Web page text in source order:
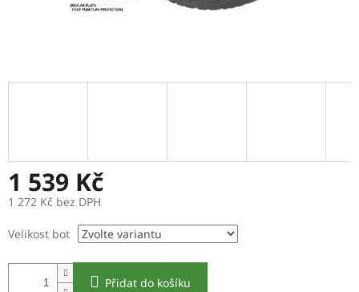
1 539 Kč
1 272 Kč bez DPH
cena:
Velikost bot
Přidat do košíku